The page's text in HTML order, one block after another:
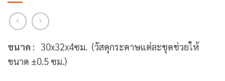
ขนาด : 30x32x4ซม. (วัสดุกระดาษแต่ละชุดช่วยให้
ขนาด ±0.5 ซม.)